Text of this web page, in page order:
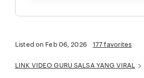
Listed on Feb 06, 2026 177 favorites
LINK VIDEO GURU SALSA YANG VIRAL